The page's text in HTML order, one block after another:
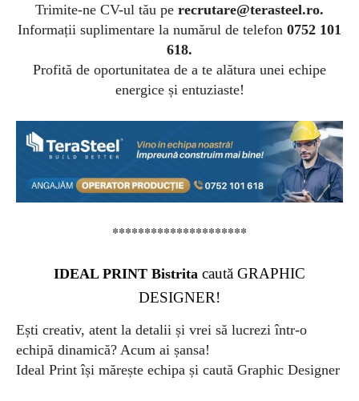
Trimite-ne CV-ul tău pe recrutare@terasteel.ro.
Informații suplimentare la numărul de telefon 0752 101
618.
Profită de oportunitatea de a te alătura unei echipe
energice și entuziaste!
*********************
IDEAL PRINT Bistrita caută GRAPHIC
DESIGNER!
Ești creativ, atent la detalii și vrei să lucrezi într-o
echipă dinamică? Acum ai șansa!
Ideal Print își mărește echipa și caută Graphic Designer